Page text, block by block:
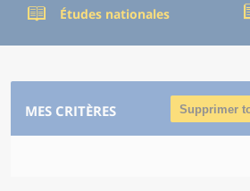
Études nationales
MES CRITÈRES Supprimer